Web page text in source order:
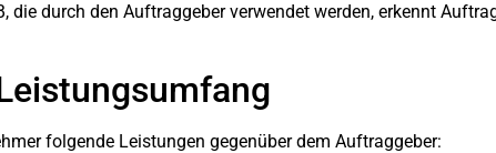
die durch den Auftraggeber verwendet werden, erkennt
folgende Leistungen gegenüber dem Auftraggeber: